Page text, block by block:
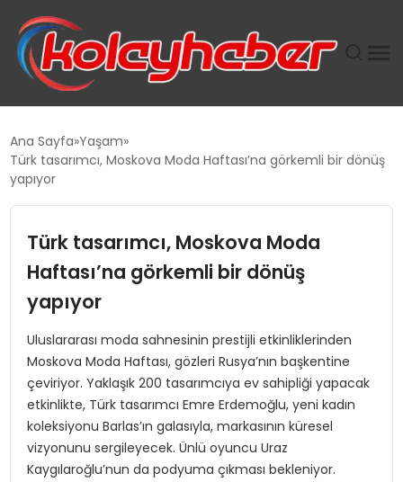
SUWEN’IN İSTIHDAM MODELI EKONOMIDE KADIN
TANYER YAPI ZEMIN MÜHENDISLIĞINDE HEDEF
BÜYÜTTÜ
TOROSLAR’DA PAZAR GERGİNLİĞİ!
Ana Sayfa Yaşam
Türk tasarımcı, Moskova Moda Haftası’na görkemli bir dönüş
yapıyor
Türk tasarımcı, Moskova Moda
Haftası’na görkemli bir dönüş
yapıyor
Uluslararası moda sahnesinin prestijli etkinliklerinden
Moskova Moda Haftası, gözleri Rusya’nın başkentine
çeviriyor. Yaklaşık 200 tasarımcıya ev sahipliği yapacak
etkinlikte, Türk tasarımcı Emre Erdemoğlu, yeni kadın
koleksiyonu Barlas’ın galasıyla, markasının küresel
vizyonunu sergileyecek. Ünlü oyuncu Uraz
Kaygılaroğlu’nun da podyuma çıkması bekleniyor.